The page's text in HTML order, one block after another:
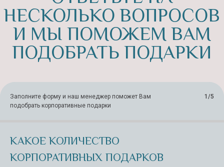
Заполните форму и наш менеджер поможет Вам
подобрать корпоративные подарки
1/5
КАКОЕ КОЛИЧЕСТВО
КОРПОРАТИВНЫХ ПОДАРКОВ